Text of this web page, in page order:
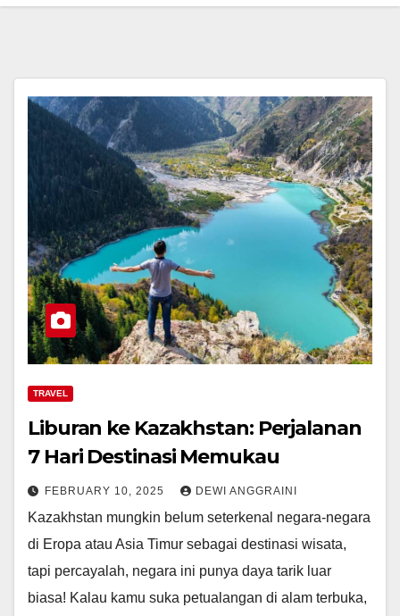
TRAVEL
Liburan ke Kazakhstan: Perjalanan
7 Hari Destinasi Memukau
FEBRUARY 10, 2025 DEWI ANGGRAINI
Kazakhstan mungkin belum seterkenal negara-negara
di Eropa atau Asia Timur sebagai destinasi wisata,
tapi percayalah, negara ini punya daya tarik luar
biasa! Kalau kamu suka petualangan di alam terbuka,